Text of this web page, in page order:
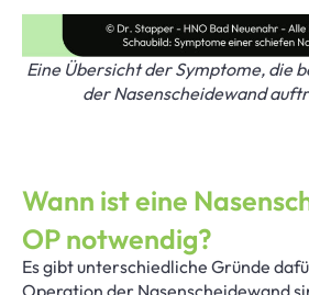
Eine Übersicht der Symptome, die
der Nasenscheidewand
Wann ist eine
OP notwendig?
Es gibt unterschiedliche Gründe
Operation der Nasenscheidewand